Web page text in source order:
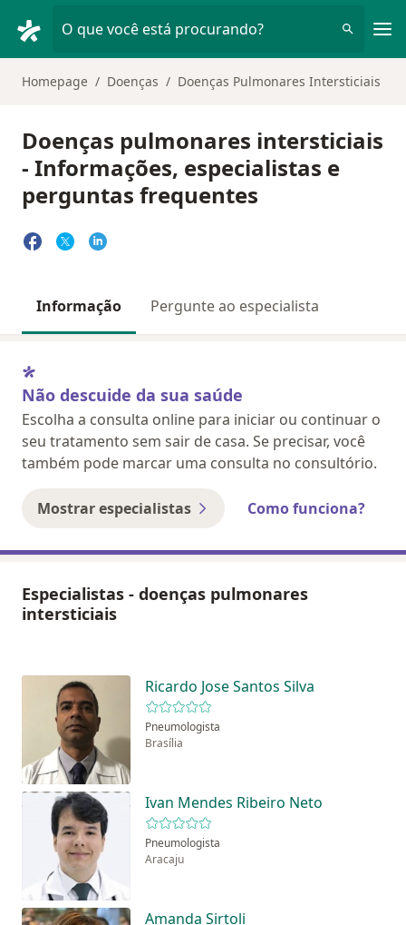
O que você está procurando?
Homepage Doenças Doenças Pulmonares Intersticiais
Doenças pulmonares intersticiais
- Informações, especialistas e
perguntas frequentes
Informação Pergunte ao especialista
Não descuide da sua saúde
Escolha a consulta online para iniciar ou continuar o
seu tratamento sem sair de casa. Se precisar, você
também pode marcar uma consulta no consultório.
Mostrar especialistas Como funciona?
Especialistas - doenças pulmonares
intersticiais
Ricardo Jose Santos Silva
Pneumologista
Brasília
Ivan Mendes Ribeiro Neto
Pneumologista
Aracaju
Amanda Sirtoli